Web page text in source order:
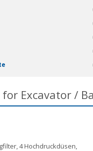
for Excavator /
4 Hochdruckdüsen,